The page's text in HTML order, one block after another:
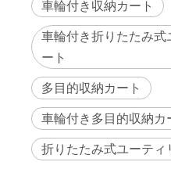
車輪付き収納カート
車輪付き折りたたみ式
ート
多目的収納カート
車輪付き多目的収納カ
折りたたみ式ユーティ